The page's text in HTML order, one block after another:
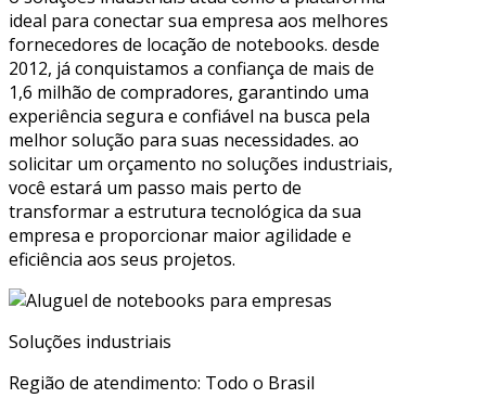
ideal para conectar sua empresa aos melhores
fornecedores de locação de notebooks. desde
2012, já conquistamos a confiança de mais de
1,6 milhão de compradores, garantindo uma
experiência segura e confiável na busca pela
melhor solução para suas necessidades. ao
solicitar um orçamento no soluções industriais,
você estará um passo mais perto de
transformar a estrutura tecnológica da sua
empresa e proporcionar maior agilidade e
eficiência aos seus projetos.
Soluções industriais
Região de atendimento: Todo o Brasil